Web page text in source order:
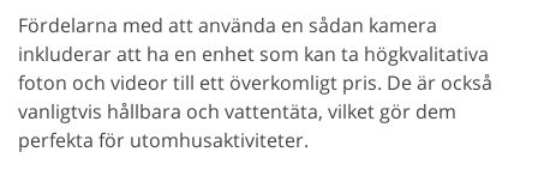
Fördelarna med att använda en sådan kamera
inkluderar att ha en enhet som kan ta högkvalitativa
foton och videor till ett överkomligt pris. De är också
vanligtvis hållbara och vattentäta, vilket gör dem
perfekta för utomhusaktiviteter.